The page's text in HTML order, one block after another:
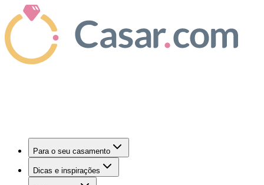
Para o seu casamento
Dicas e inspirações